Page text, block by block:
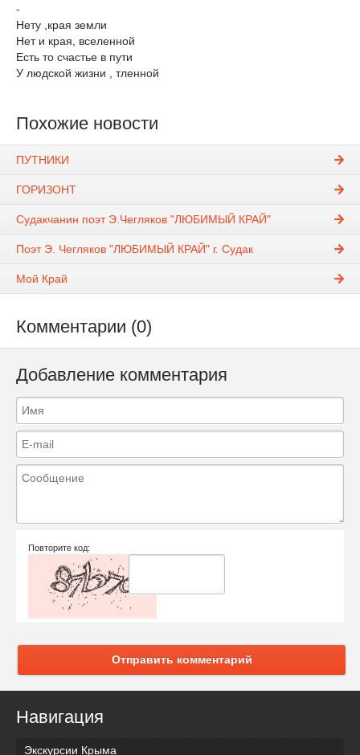
-
Нету ,края земли
Нет и края, вселенной
Есть то счастье в пути
У людской жизни , тленной
Похожие новости
ПУТНИКИ
ГОРИЗОНТ
Судакчанин поэт Э.Чегляков "ЛЮБИМЫЙ КРАЙ"
Поэт Э. Чегляков "ЛЮБИМЫЙ КРАЙ" г. Судак
Мой Край
Комментарии (0)
Добавление комментария
Повторите код:
Отправить комментарий
Навигация
Экскурсии Крыма